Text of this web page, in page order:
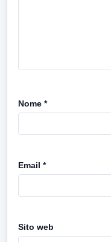
Nome *
Email *
Sito web